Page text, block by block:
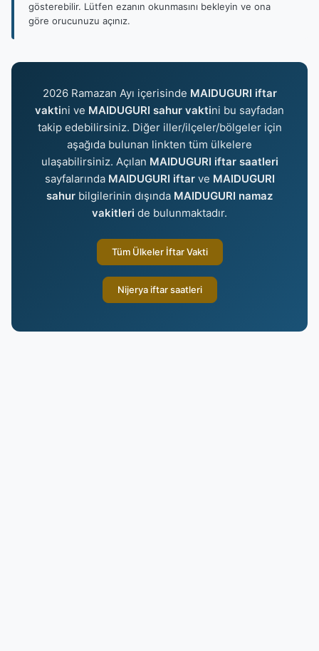
gösterebilir. Lütfen ezanın okunmasını bekleyin ve ona
göre orucunuzu açınız.
2026 Ramazan Ayı içerisinde MAIDUGURI iftar
vaktini ve MAIDUGURI sahur vaktini bu sayfadan
takip edebilirsiniz. Diğer iller/ilçeler/bölgeler için
aşağıda bulunan linkten tüm ülkelere
ulaşabilirsiniz. Açılan MAIDUGURI iftar saatleri
sayfalarında MAIDUGURI iftarve MAIDUGURI
sahur bilgilerinin dışında MAIDUGURI namaz
vakitleri de bulunmaktadır.
Tüm Ülkeler İftar Vakti
Nijerya iftar saatleri